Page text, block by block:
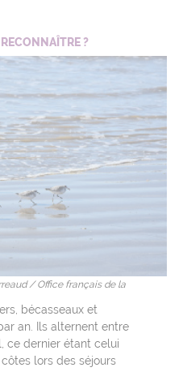
?
/ Office français de la
bécasseaux et
an. Ils alternent entre
ce dernier étant celui
lors des séjours